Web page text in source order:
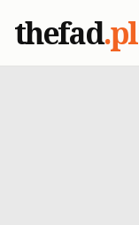
thefad.pl